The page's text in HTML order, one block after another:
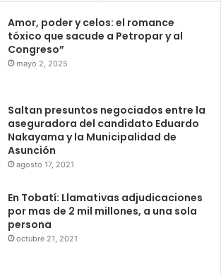
Amor, poder y celos: el romance
tóxico que sacude a Petropar y al
Congreso”
mayo 2, 2025
Saltan presuntos negociados entre la
aseguradora del candidato Eduardo
Nakayama y la Municipalidad de
Asunción
agosto 17, 2021
En Tobatí: Llamativas adjudicaciones
por mas de 2 mil millones, a una sola
persona
octubre 21, 2021